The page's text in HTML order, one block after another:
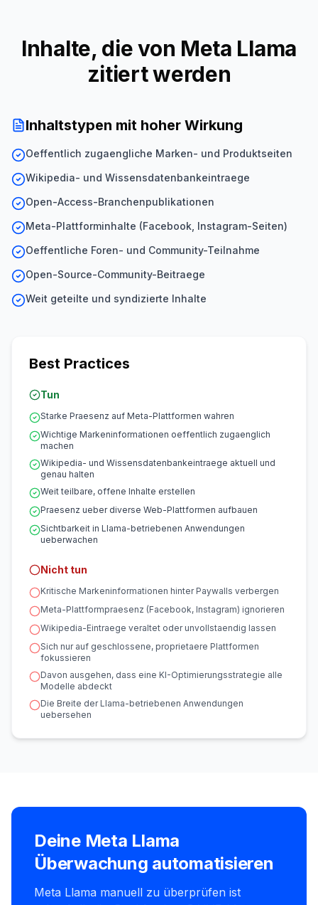
Inhalte, die von Meta Llama
zitiert werden
Inhaltstypen mit hoher Wirkung
Oeffentlich zugaengliche Marken- und Produktseiten
Wikipedia- und Wissensdatenbankeintraege
Open-Access-Branchenpublikationen
Meta-Plattforminhalte (Facebook, Instagram-Seiten)
Oeffentliche Foren- und Community-Teilnahme
Open-Source-Community-Beitraege
Weit geteilte und syndizierte Inhalte
Best Practices
Tun
Starke Praesenz auf Meta-Plattformen wahren
Wichtige Markeninformationen oeffentlich zugaenglich
machen
Wikipedia- und Wissensdatenbankeintraege aktuell und
genau halten
Weit teilbare, offene Inhalte erstellen
Praesenz ueber diverse Web-Plattformen aufbauen
Sichtbarkeit in Llama-betriebenen Anwendungen
ueberwachen
Nicht tun
Kritische Markeninformationen hinter Paywalls verbergen
Meta-Plattformpraesenz (Facebook, Instagram) ignorieren
Wikipedia-Eintraege veraltet oder unvollstaendig lassen
Sich nur auf geschlossene, proprietaere Plattformen
fokussieren
Davon ausgehen, dass eine KI-Optimierungsstrategie alle
Modelle abdeckt
Die Breite der Llama-betriebenen Anwendungen
uebersehen
Deine Meta Llama
Überwachung automatisieren
Meta Llama manuell zu überprüfen ist